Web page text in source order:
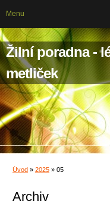
Žilní poradna -
metliček
Úvod » 2025 » 05
Archiv
Menu